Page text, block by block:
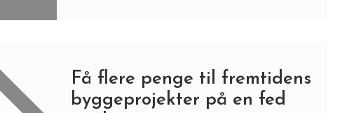
Få flere penge til fremtidens
byggeprojekter på en fed